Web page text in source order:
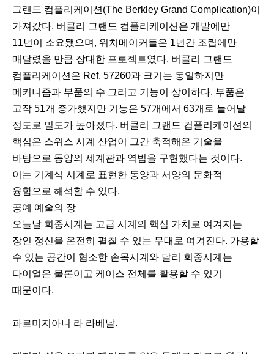
그랜드 컴플리케이션(The Berkley Grand Complication)이
가져갔다. 버클리 그랜드 컴플리케이션은 개발에만
11년이 소요됐으며, 워치메이커들은 1년간 조립에만
매달렸을 만큼 장대한 프로젝트였다. 버클리 그랜드
컴플리케이션은 Ref. 57260과 크기는 동일하지만
메커니즘과 부품의 수 그리고 기능이 상이하다. 부품은
고작 51개 증가했지만 기능은 57개에서 63개로 늘어날
정도로 밀도가 높아졌다. 버클리 그랜드 컴플리케이션의
핵심은 스위스 시계 산업이 그간 축적해온 기술을
바탕으로 동양의 세계관과 역법을 구현했다는 것이다.
이는 기계식 시계로 표현한 동양과 서양의 문화적
융합으로 해석할 수 있다.
공예 예술의 장
오늘날 회중시계는 고급 시계의 핵심 가치로 여겨지는
장인 정신을 온전히 펼칠 수 있는 무대로 여겨진다. 가용할
수 있는 공간이 협소한 손목시계와 달리 회중시계는
다이얼은 물론이고 케이스 전체를 활용할 수 있기
때문이다.
파르미지아니 라 라베날.